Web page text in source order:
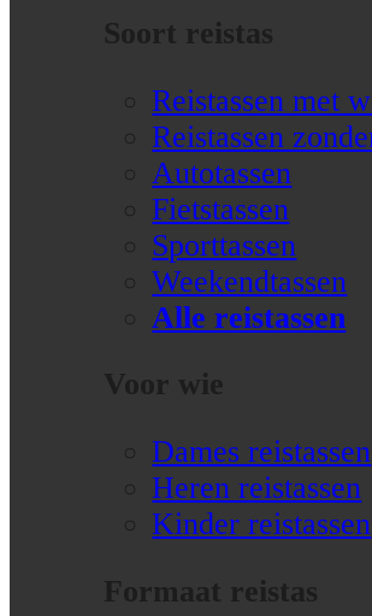
Soort reistas
Reistassen met
Reistassen
Autotassen
Fietstassen
Sporttassen
Weekendtassen
Alle reistassen
Voor wie
Dames reistassen
Heren reistassen
Kinder reistassen
Formaat reistas